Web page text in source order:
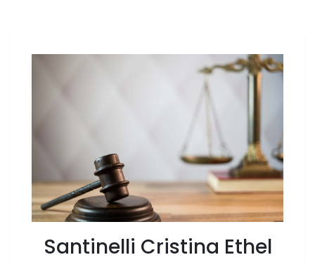
Santinelli Cristina Ethel